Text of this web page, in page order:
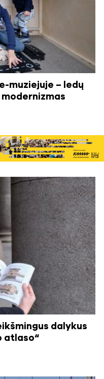
muziejuje – ledų
dalykus
atlaso“